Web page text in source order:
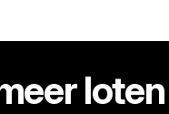
loten